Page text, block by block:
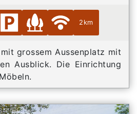
2km
grossem Aussenplatz mit
Ausblick. Die Einrichtung